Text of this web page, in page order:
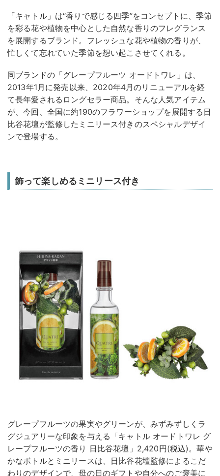
「キャトル」は“香りで感じる四季”をコンセプトに、季節
を彩る花や植物を中心とした自然な香りのフレグランス
を展開するブランド。フレッシュな花や植物の香りが、
忙しくて忘れていた季節を想い起こさせてくれる。
同ブランドの「グレープフルーツ オードトワレ」は、
2013年1月に発売以来、2020年4月のリニューアルを経
て長年愛されるロングセラー商品。そんな人気アイテム
が、今回、全国に約190のフラワーショップを展開する日
比谷花壇が監修したミニリース付きのスペシャルデザイ
ンで登場する。
飾って楽しめるミニリース付き
グレープフルーツの果実やグリーンが、みずみずしくラ
グジュアリーな印象を与える「キャトル オードトワレ グ
レープフルーツの香り 日比谷花壇」2,420円(税込)。華や
かなボトルとミニリースは、日比谷花壇監修によるこだ
わりのデザインで、母の日のギフトや自分へのご褒美に